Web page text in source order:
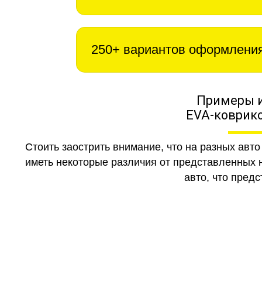
250+ вариантов
Примеры
EVA-
Стоить заострить внимание, что на разных
иметь некоторые различия от
авто, что